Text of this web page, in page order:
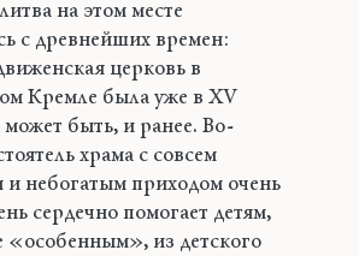
на этом месте
с древнейших времен:
церковь в
Кремле была уже в XV
может быть, и ранее. Во-
храма с совсем
небогатым приходом очень
сердечно помогает детям,
«особенным», из детского